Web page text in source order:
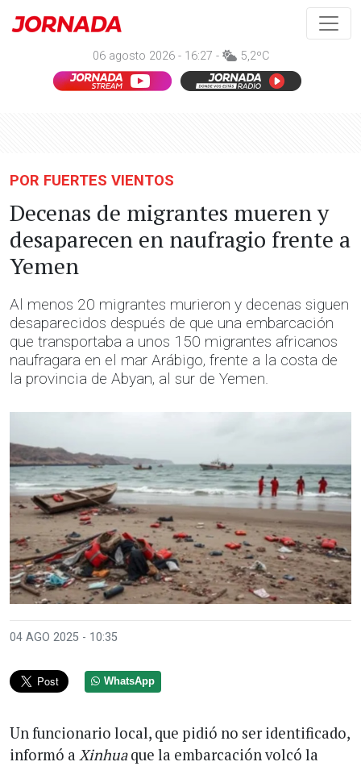
06 agosto 2026 - 16:27 - 5,2ºC
POR FUERTES VIENTOS
Decenas de migrantes mueren y
desaparecen en naufragio frente a
Yemen
Al menos 20 migrantes murieron y decenas siguen
desaparecidos después de que una embarcación
que transportaba a unos 150 migrantes africanos
naufragara en el mar Arábigo, frente a la costa de
la provincia de Abyan, al sur de Yemen.
04 AGO 2025 - 10:35
WhatsApp
Un funcionario local, que pidió no ser identificado,
informó a Xinhuaque la embarcación volcó la